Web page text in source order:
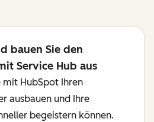
bauen Sie den
Service Hub aus
mit HubSpot Ihren
ausbauen und Ihre
begeistern können.